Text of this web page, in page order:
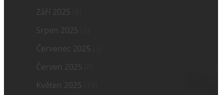
Září 2025
Srpen 2025
Červenec 2025
Červen 2025
Květen 2025